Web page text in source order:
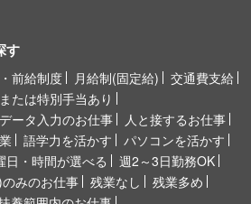
す
前給制度 月給制(固定給)
交通費支給
たは特別手当あり
データ入力のお仕事
人と接するお仕事
語学力を活かす
パソコンを活かす
日・時間が選べる
週2～3日勤務OK
みのお仕事 残業なし
残業多め